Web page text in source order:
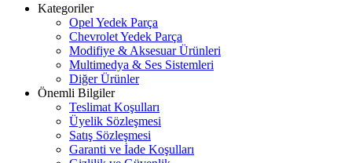
Kategoriler
Opel Yedek Parça
Chevrolet Yedek Parça
Modifiye & Aksesuar Ürünleri
Multimedya & Ses Sistemleri
Diğer Ürünler
Önemli Bilgiler
Teslimat Koşulları
Üyelik Sözleşmesi
Satış Sözleşmesi
Garanti ve İade Koşulları